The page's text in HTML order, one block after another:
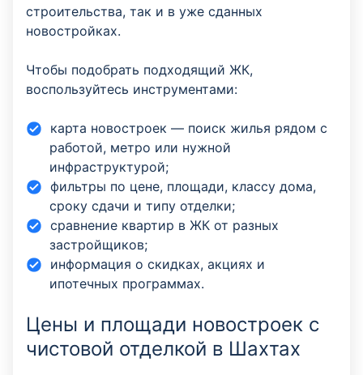
строительства, так и в уже сданных
новостройках.
Чтобы подобрать подходящий ЖК,
воспользуйтесь инструментами:
карта новостроек — поиск жилья рядом с
работой, метро или нужной
инфраструктурой;
фильтры по цене, площади, классу дома,
сроку сдачи и типу отделки;
сравнение квартир в ЖК от разных
застройщиков;
информация о скидках, акциях и
ипотечных программах.
Цены и площади новостроек с
чистовой отделкой в Шахтах